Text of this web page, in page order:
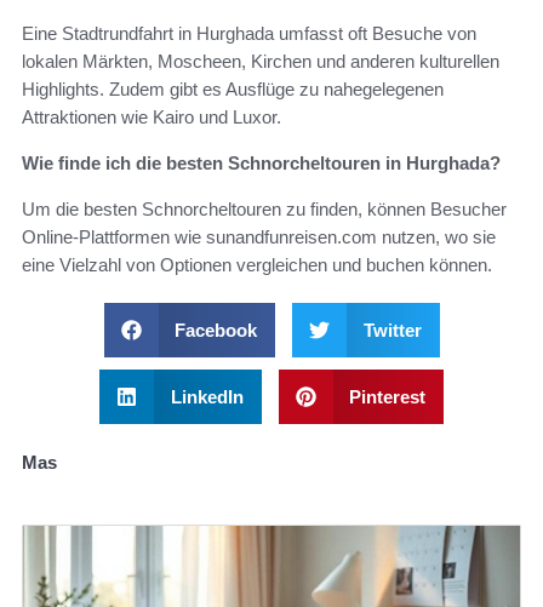
Eine Stadtrundfahrt in Hurghada umfasst oft Besuche von
lokalen Märkten, Moscheen, Kirchen und anderen kulturellen
Highlights. Zudem gibt es Ausflüge zu nahegelegenen
Attraktionen wie Kairo und Luxor.
Wie finde ich die besten Schnorcheltouren in Hurghada?
Um die besten Schnorcheltouren zu finden, können Besucher
Online-Plattformen wie sunandfunreisen.com nutzen, wo sie
eine Vielzahl von Optionen vergleichen und buchen können.
Facebook Twitter
LinkedIn Pinterest
Mas